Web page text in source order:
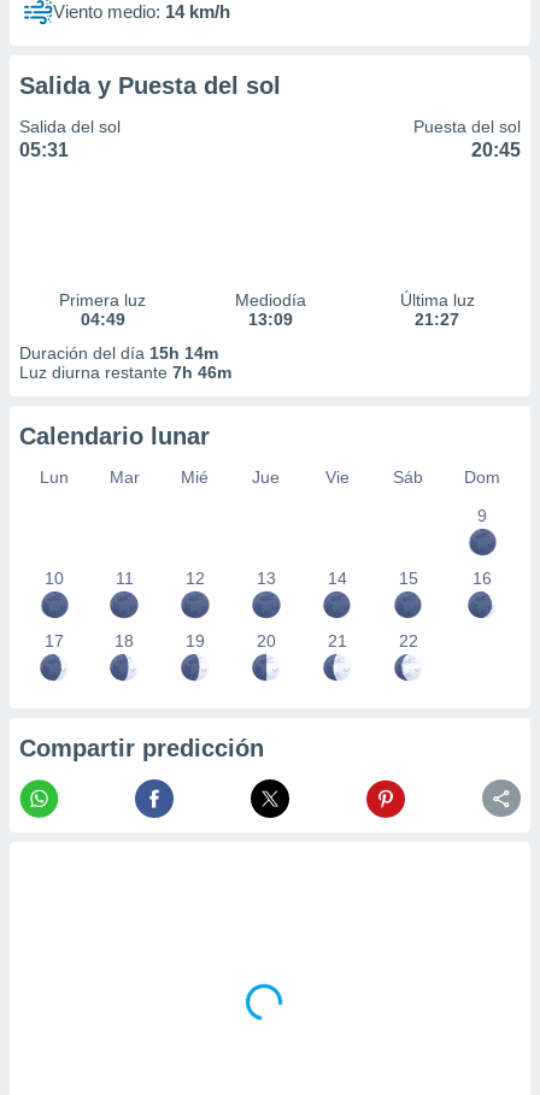
Viento medio: 14 km/h
Salida y Puesta del sol
Salida del sol
05:31
Puesta del sol
20:45
Primera luz
04:49
Mediodía
13:09
Última luz
21:27
Duración del día 15h 14m
Luz diurna restante 7h 46m
Calendario lunar
Lun Mar Mié Jue Vie Sáb
Dom
9
10 11 12 13 14 15 16
17 18 19 20 21 22
Compartir predicción